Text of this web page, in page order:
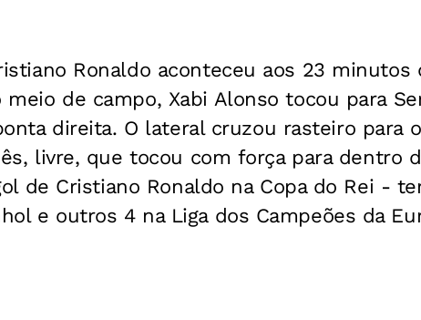
Ronaldo aconteceu aos 23 minutos
de campo, Xabi Alonso tocou para
direita. O lateral cruzou rasteiro para
livre, que tocou com força para dentro
de Cristiano Ronaldo na Copa do Rei -
e outros 4 na Liga dos Campeões da